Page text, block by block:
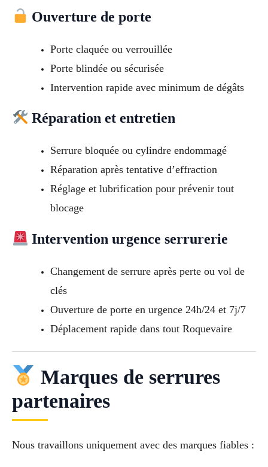
Ouverture de porte
Porte claquée ou verrouillée
Porte blindée ou sécurisée
Intervention rapide avec minimum de dégâts
Réparation et entretien
Serrure bloquée ou cylindre endommagé
Réparation après tentative d’effraction
Réglage et lubrification pour prévenir tout
blocage
Intervention urgence serrurerie
Changement de serrure après perte ou vol de
clés
Ouverture de porte en urgence 24h/24 et 7j/7
Déplacement rapide dans tout Roquevaire
Marques de serrures
partenaires
Nous travaillons uniquement avec des marques fiables :